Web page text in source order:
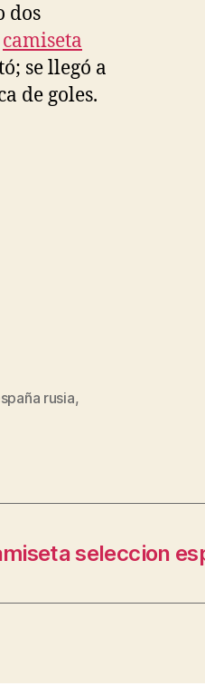
dos
camiseta
se llegó a
de goles.
rusia,
seleccion